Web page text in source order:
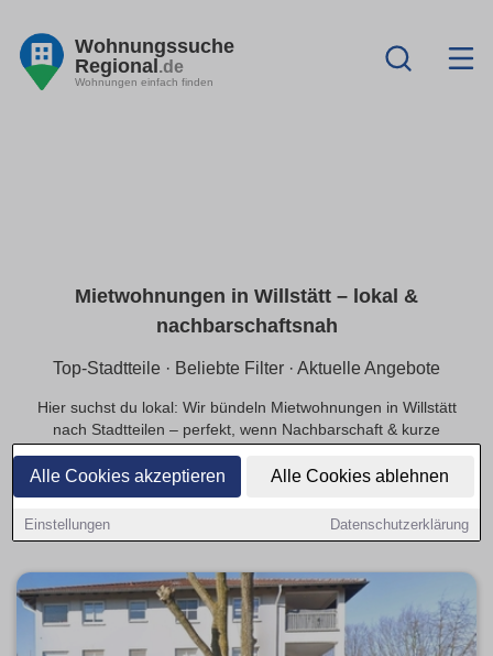
Alle Cookies akzeptieren Alle Cookies ablehnen
Einstellungen Datenschutzerklärung
Wohnungssuche
Regional.de
Wohnungen einfach finden
Mietwohnungen in Willstätt – lokal &
nachbarschaftsnah
Top-Stadtteile · Beliebte Filter · Aktuelle Angebote
Hier suchst du lokal: Wir bündeln Mietwohnungen in Willstätt
nach Stadtteilen – perfekt, wenn Nachbarschaft & kurze
Balkon, Haustiere, WG, barrierefrei) und sieh dir schnell
verfügbare Angebote je Viertel an. Kurze Steckbriefe zu
beliebten Stadtteilen helfen bei der Entscheidung.